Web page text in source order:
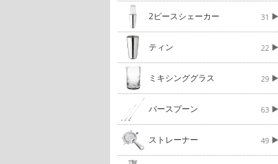
2ピースシェーカー 31
ティン 22
ミキシンググラス 29
バースプーン 63
ストレーナー 49